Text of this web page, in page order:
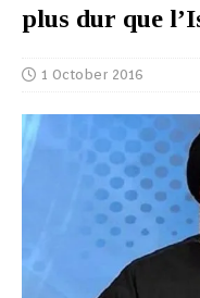
plus dur que
1 October 2016